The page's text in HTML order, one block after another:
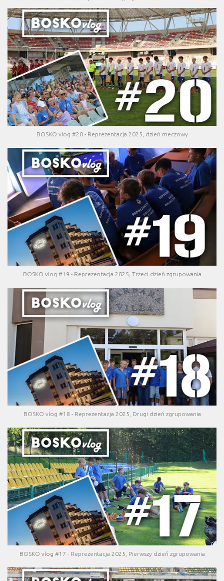
BOSKO vlog #20 - Reprezentacja 2025, dzień meczowy
BOSKO vlog #19 - Reprezentacja 2025, Trzeci dzień zgrupowania
BOSKO vlog #18 - Reprezentacja 2025, Drugi dzień zgrupowania
BOSKO vlog #17 - Reprezentacja 2025, Pierwszy dzień zgrupowania